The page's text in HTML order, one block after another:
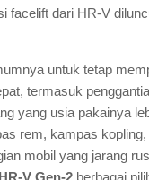
facelift dari HR-V
untuk tetap
termasuk
yang usia pakainya
rem, kampas
mobil yang jarang
V Gen-2 berbagai